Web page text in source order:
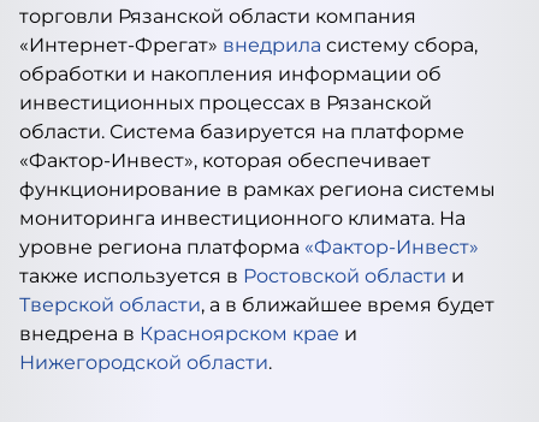
торговли Рязанской области компания
«Интернет-Фрегат» внедрила систему сбора,
обработки и накопления информации об
инвестиционных процессах в Рязанской
области. Система базируется на платформе
«Фактор-Инвест», которая обеспечивает
функционирование в рамках региона системы
мониторинга инвестиционного климата. На
уровне региона платформа «Фактор-Инвест»
также используется в Ростовской области и
Тверской области, а в ближайшее время будет
внедрена в Красноярском крае и
Нижегородской области.